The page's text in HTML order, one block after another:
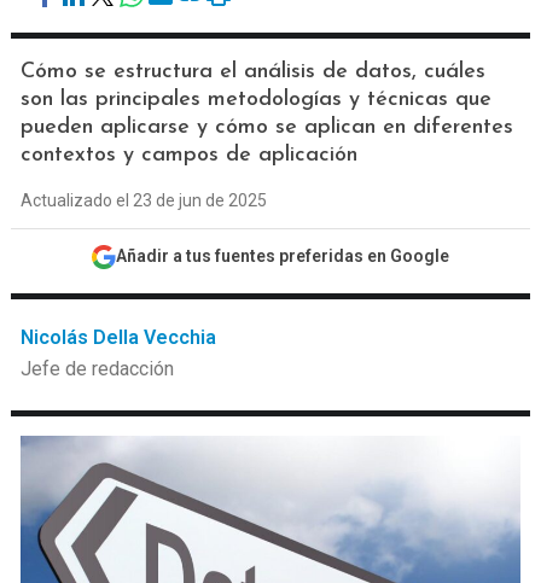
Cómo se estructura el análisis de datos, cuáles
son las principales metodologías y técnicas que
pueden aplicarse y cómo se aplican en diferentes
contextos y campos de aplicación
Actualizado el 23 de jun de 2025
Añadir a tus fuentes preferidas en Google
Nicolás Della Vecchia
Jefe de redacción